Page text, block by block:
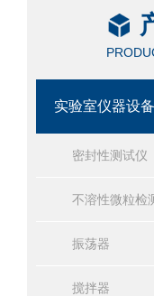
实验室仪器设备
密封性测试仪
不溶性微粒检
振荡器
搅拌器